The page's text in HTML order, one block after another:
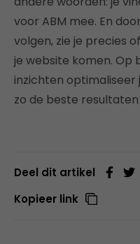
voor ABM mee. En
volgen, zie je precies
je website komen. Op
inzichten optimaliseer
zo de beste
Deel dit artikel
Kopieer link